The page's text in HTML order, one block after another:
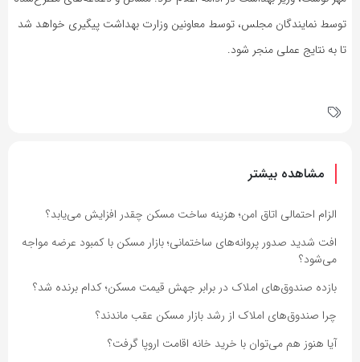
توسط نمایندگان مجلس، توسط معاونین وزارت بهداشت پیگیری خواهد شد
تا به نتایج عملی منجر شود.
مشاهده بیشتر
الزام احتمالی اتاق امن؛ هزینه ساخت مسکن چقدر افزایش می‌یابد؟
افت شدید صدور پروانه‌های ساختمانی؛ بازار مسکن با کمبود عرضه مواجه
می‌شود؟
بازده صندوق‌های املاک در برابر جهش قیمت مسکن؛ کدام برنده شد؟
چرا صندوق‌های املاک از رشد بازار مسکن عقب ماندند؟
آیا هنوز هم می‌توان با خرید خانه اقامت اروپا گرفت؟